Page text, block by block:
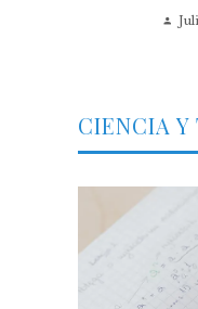
CIENCIA Y